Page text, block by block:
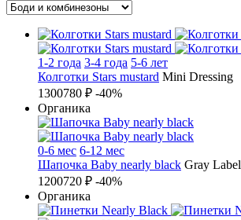
1-2 года 3-4 года 5-6 лет
Колготки Stars mustard Mini Dressing
1300780 ₽ -40%
Органика
0-6 мес 6-12 мес
Шапочка Baby nearly black Gray Label
1200720 ₽ -40%
Органика